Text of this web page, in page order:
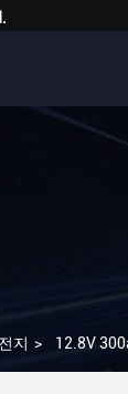
지 > 12.8V